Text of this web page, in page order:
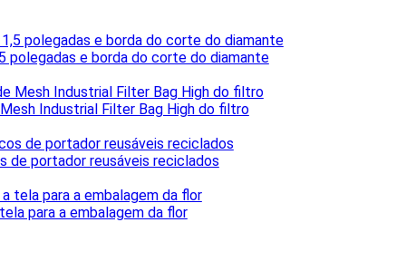
polegadas e borda do corte do diamante
Industrial Filter Bag High do filtro
de portador reusáveis reciclados
para a embalagem da flor